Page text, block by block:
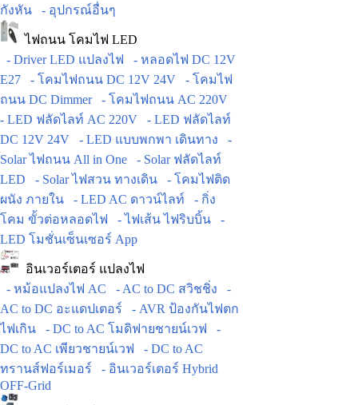
กังหัน
- อุปกรณ์อื่นๆ
ไฟถนน โคมไฟ LED
- Driver LED แปลงไฟ
- หลอดไฟ DC 12V
E27
- โคมไฟถนน DC 12V 24V
- โคมไฟ
ถนน DC Dimmer
- โคมไฟถนน AC 220V
- LED ฟลัดไลท์ AC 220V
- LED ฟลัดไลท์
DC 12V 24V
- LED แบบพกพา เดินทาง
-
Solar ไฟถนน All in One
- Solar ฟลัดไลท์
LED
- Solar ไฟสวน ทางเดิน
- โคมไฟติด
ผนัง ภายใน
- LED AC ดาวน์ไลท์
- กิ่ง
โคม ขั้วต่อหลอดไฟ
- ไฟเส้น ไฟริบบิ้น
-
LED โมชั่นเซ็นเซอร์ App
อินเวอร์เตอร์ แปลงไฟ
- หม้อแปลงไฟ AC
- AC to DC สวิชชิ่ง
-
AC to DC อะแดปเตอร์
- AVR ป้องกันไฟตก
ไฟเกิน
- DC to AC โมดิฟายชายน์เวฟ
-
DC to AC เพียวชายน์เวฟ
- DC to AC
ทรานส์ฟอร์เมอร์
- อินเวอร์เตอร์ Hybrid
OFF-Grid